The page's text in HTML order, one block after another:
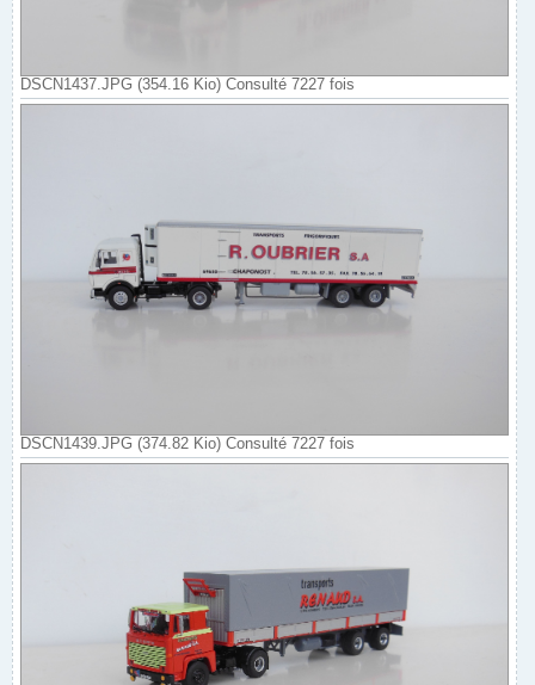
DSCN1437.JPG (354.16 Kio) Consulté 7227 fois
DSCN1439.JPG (374.82 Kio) Consulté 7227 fois